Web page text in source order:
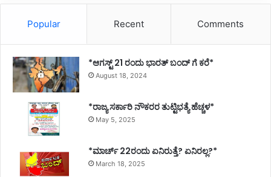
Popular Recent Comments
*ಆಗಸ್ಟ್ 21 ರಂದು ಭಾರತ್‌ ಬಂದ್‌ ಗೆ ಕರೆ*
August 18, 2024
*ರಾಜ್ಯ ಸರ್ಕಾರಿ ನೌಕರರ ತುಟ್ಟಿಭತ್ಯೆ ಹೆಚ್ಚಳ*
May 5, 2025
*ಮಾರ್ಚ್ 22ರಂದು ಏನಿರುತ್ತೆ? ಏನಿರಲ್ಲ?*
March 18, 2025